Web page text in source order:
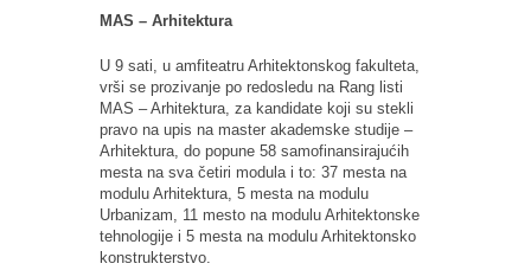
MAS – Arhitektura
U 9 sati, u amfiteatru Arhitektonskog fakulteta,
vrši se prozivanje po redosledu na Rang listi
MAS – Arhitektura, za kandidate koji su stekli
pravo na upis na master akademske studije –
Arhitektura, do popune 58 samofinansirajućih
mesta na sva četiri modula i to: 37 mesta na
modulu Arhitektura, 5 mesta na modulu
Urbanizam, 11 mesto na modulu Arhitektonske
tehnologije i 5 mesta na modulu Arhitektonsko
konstrukterstvo.